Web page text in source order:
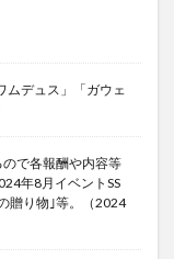
ムデュス」「ガウェ
ので各報酬や内容等
年8月イベントSS
贈り物｣等。（2024